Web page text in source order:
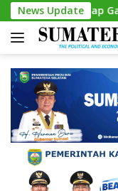
Skip
to
content
News Update
Gas Tambah Kursi